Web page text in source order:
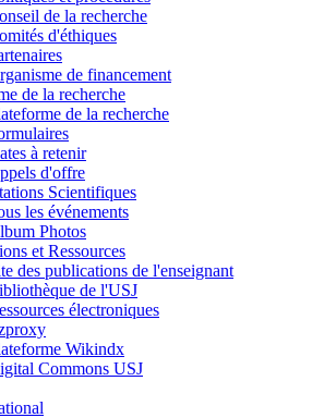
de la recherche
d'éthiques
de financement
de la recherche
de la recherche
à retenir
d'offre
Scientifiques
les événements
Photos
et Ressources
des publications de l'enseignant
de l'USJ
électroniques
Wikindx
Commons USJ